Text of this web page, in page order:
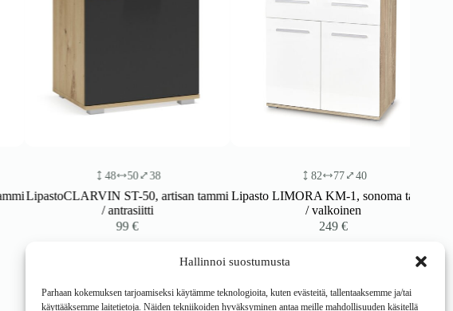
Hallinnoi suostumusta
Parhaan kokemuksen tarjoamiseksi käytämme teknologioita, kuten evästeitä, tallentaaksemme ja/tai
käyttääksemme laitetietoja. Näiden tekniikoiden hyväksyminen antaa meille mahdollisuuden käsitellä
50 38
LipastoCLARVIN ST-50, artisan tammi
/ antrasiitti
77 40
Lipasto LIMORA KM-1, sonoma tammi
/ valkoinen
€